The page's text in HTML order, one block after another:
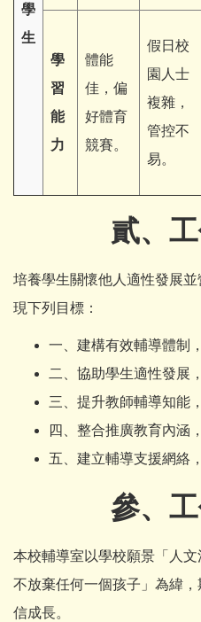
學
生
學
習
能
力
體能
佳，偏
好體育
競賽。
假日校
園人士
複雜，
管控不
易。
貳、
培養學生關懷他人適性發展
現下列目標：
一、建構有效輔導體制
二、協助學生適性發展
三、提升教師輔導知能
四、整合推廣教育內涵
五、建立輔導支援網絡
參、
本校輔導室以學校願景「人
不放棄任何一個孩子」為緯
信成長。